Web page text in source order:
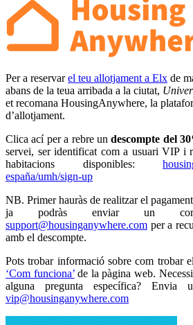
Per a reservarel teu allotjament a Elx de
abans de la teua arribada a la ciutat,
et recomana HousingAnywhere, la
d’allotjament.
Clica ací per a rebre undescompte del
servei, ser identificat com a usuari VIP i
habitacions disponibles:
españa/umh/sign-up
NB. Primer hauràs de realitzar el
ja podràs enviar un
support@housinganywhere.com per a
amb el descompte.
Pots trobar informació sobre com trobar
‘Com funciona’de la pàgina web.
alguna pregunta específica? Envia
vip@housinganywhere.com